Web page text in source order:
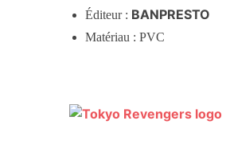
Éditeur : BANPRESTO
Matériau : PVC